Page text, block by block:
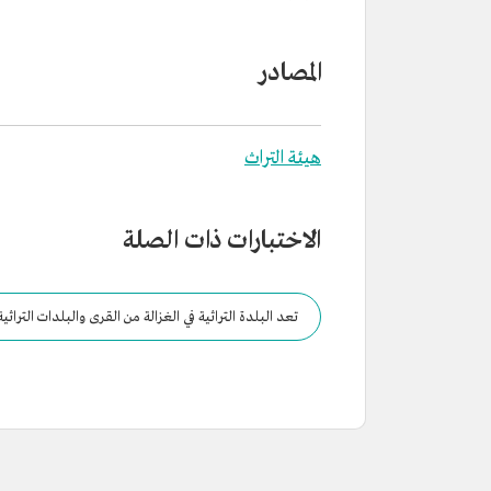
المصادر
هيئة التراث
الاختبارات ذات الصلة
تعد البلدة التراثية في الغزالة من القرى والبلدات